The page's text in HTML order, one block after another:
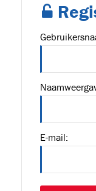
E-mail: